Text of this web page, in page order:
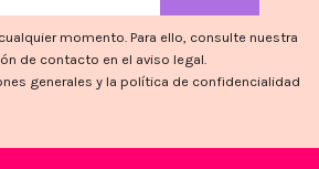
momento. Para ello, consulte nuestra
de contacto en el aviso legal.
generales y la política de confidencialidad